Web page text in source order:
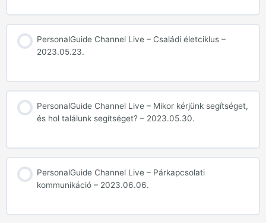
PersonalGuide Channel Live – Családi életciklus –
2023.05.23.
PersonalGuide Channel Live – Mikor kérjünk segítséget,
és hol találunk segítséget? – 2023.05.30.
PersonalGuide Channel Live – Párkapcsolati
kommunikáció – 2023.06.06.